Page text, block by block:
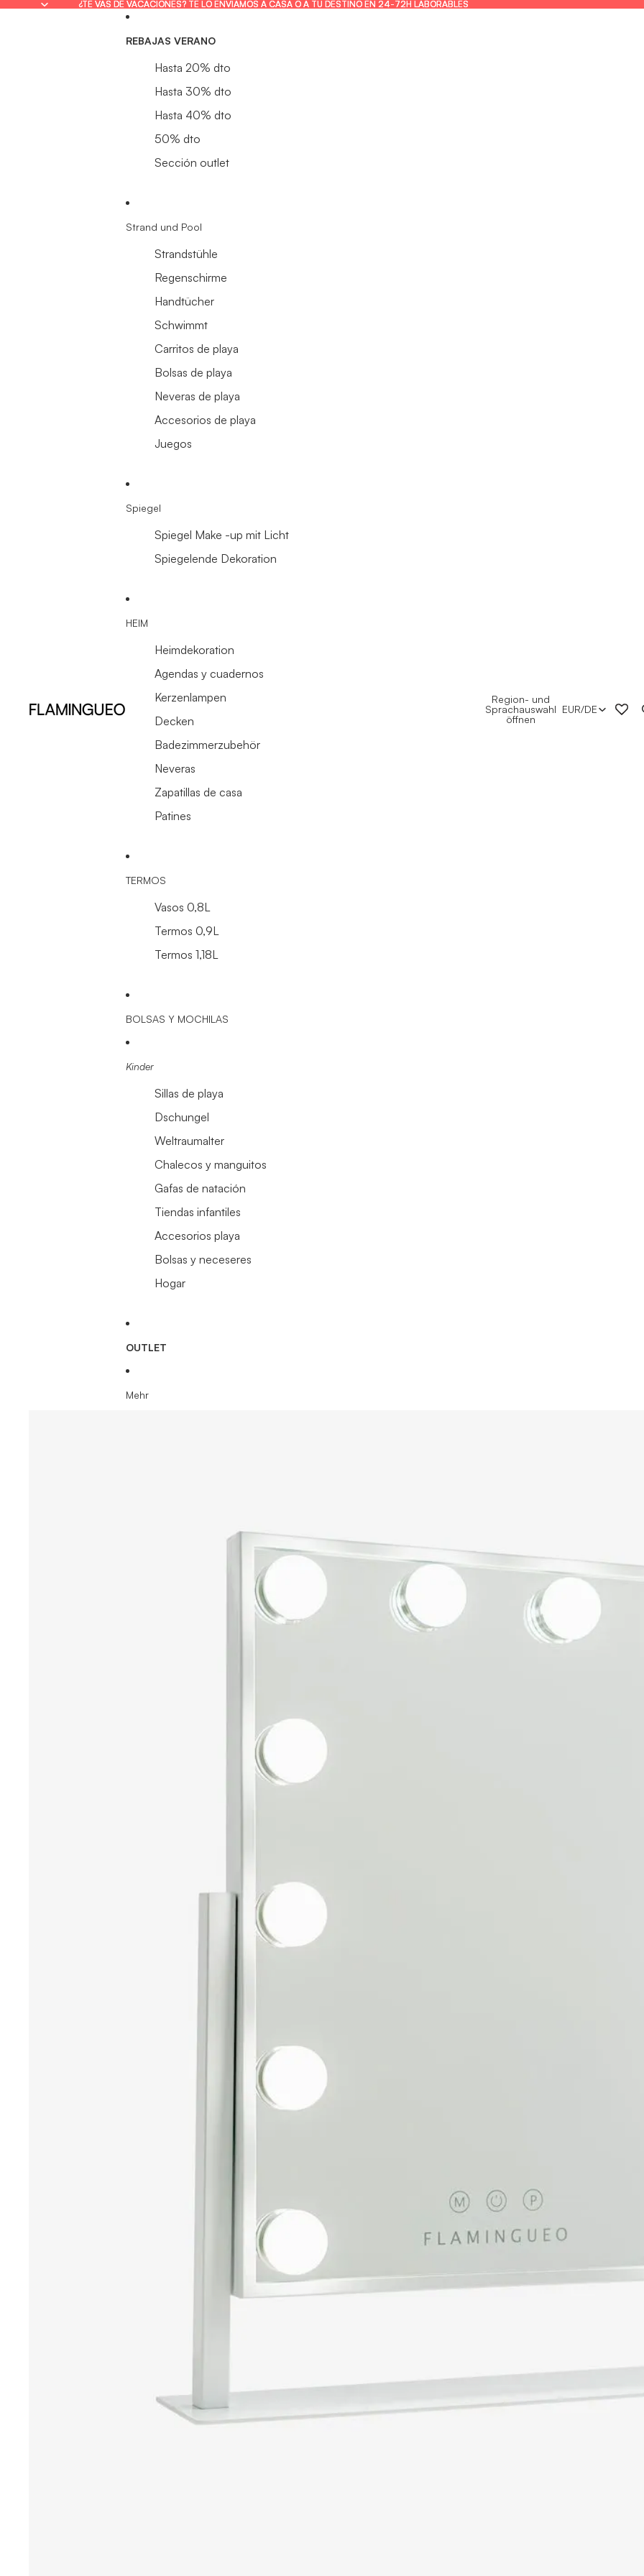
¿TE VAS DE VACACIONES? TE LO ENVIAMOS A CASA O A TU DESTINO EN 24-72H LABORABLES
¿TE VAS DE VACACIONES? TE LO ENVIAMOS A CASA O A TU DESTINO EN 24-72H LABORABLES
REBAJAS VERANO
Hasta 20% dto
Hasta 30% dto
Hasta 40% dto
50% dto
Sección outlet
Strand und Pool
Strandstühle
Regenschirme
Handtücher
Schwimmt
Carritos de playa
Bolsas de playa
Neveras de playa
Accesorios de playa
Juegos
Spiegel
Spiegel Make -up mit Licht
Spiegelende Dekoration
HEIM
Heimdekoration
Agendas y cuadernos
Kerzenlampen
Decken
Badezimmerzubehör
Neveras
Zapatillas de casa
Patines
TERMOS
Vasos 0,8L
Termos 0,9L
Termos 1,18L
BOLSAS Y MOCHILAS
Kinder
Sillas de playa
Dschungel
Weltraumalter
Chalecos y manguitos
Gafas de natación
Tiendas infantiles
Accesorios playa
Bolsas y neceseres
Hogar
OUTLET
Mehr
Region- und
Sprachauswahl
öffnen
EUR/DE